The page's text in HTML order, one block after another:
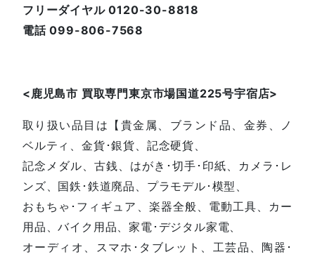
フリーダイヤル 0120-30-8818
電話 099-806-7568
<鹿児島市 買取専門東京市場国道225号宇宿店>
取り扱い品目は【貴金属、ブランド品、金券、ノ
ベルティ、金貨･銀貨、記念硬貨、
記念メダル、古銭、はがき･切手･印紙、カメラ･レ
ンズ、国鉄･鉄道廃品、プラモデル･模型、
おもちゃ･フィギュア、楽器全般、電動工具、カー
用品、バイク用品、家電･デジタル家電、
オーディオ、スマホ･タブレット、工芸品、陶器･